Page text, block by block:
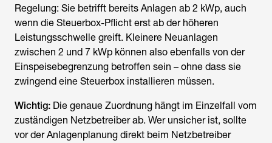
Regelung: Sie betrifft bereits Anlagen ab 2 kWp, auch
wenn die Steuerbox-Pflicht erst ab der höheren
Leistungsschwelle greift. Kleinere Neuanlagen
zwischen 2 und 7 kWp können also ebenfalls von der
Einspeisebegrenzung betroffen sein – ohne dass sie
zwingend eine Steuerbox installieren müssen.
Wichtig: Die genaue Zuordnung hängt im Einzelfall vom
zuständigen Netzbetreiber ab. Wer unsicher ist, sollte
vor der Anlagenplanung direkt beim Netzbetreiber